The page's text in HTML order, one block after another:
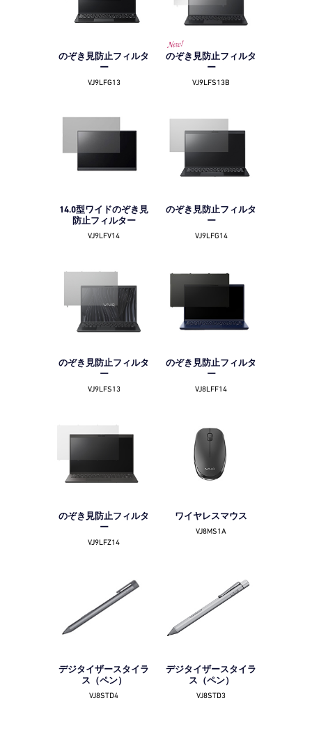
のぞき見防止フィルタ
ー
VJ9LFG13
のぞき見防止フィルタ
ー
VJ9LFS13B
14.0型ワイドのぞき見
防止フィルター
VJ9LFV14
のぞき見防止フィルタ
ー
VJ9LFG14
のぞき見防止フィルタ
ー
VJ9LFS13
のぞき見防止フィルタ
ー
VJ8LFF14
のぞき見防止フィルタ
ー
VJ9LFZ14
ワイヤレスマウス
VJ8MS1A
デジタイザースタイラ
ス（ペン）
VJ8STD4
デジタイザースタイラ
ス（ペン）
VJ8STD3